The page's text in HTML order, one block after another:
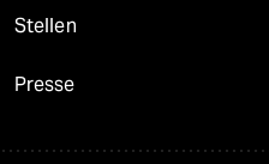
Stellen
Presse